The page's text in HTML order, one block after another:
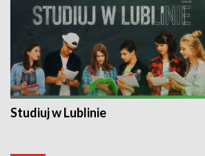
Studiuj w Lublinie